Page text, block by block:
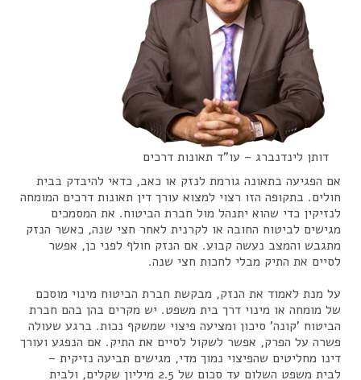
דותן לינדנברג – עו"ד תאונות דרכים
אם הפגיעה בתאונה גורמת לנזק או כאב, כדאי להיבדק בבית
חולים. בתקופה הזו רצוי למצוא עורך דין תאונות דרכים המומחה
לנזיקין כדי שהוא יתנהל מול חברת הביטוח. את המסמכים
מגישים לביטוח החובה או לקרנית לאחר חצי שנה, כאשר הנזק
מתגבש והמצב נעשה קבוע. אם הנזק חולף לפני כן, אפשר
לסיים את התיק מבלי לחכות חצי שנה.
על מנת לאמוד את הנזק, מבקשת חברת הביטוח מינוי מוסכם
של מומחה או מינוי דרך בית משפט. יש מקרים בהן בהם חברת
הביטוח 'קונה' סיכון ומציעה פיצוי שמשקף נכות. ברגע שעולה
פשרה על הפרק, אפשר לשקול לסיים את התיק. אם הנפגע ועורך
דינו מחליטים שהפיצוי נמוך מדי, מגישים תביעה נזיקית –
לבית משפט השלום עד סכום של 2.5 מיליון שקלים, ולבית